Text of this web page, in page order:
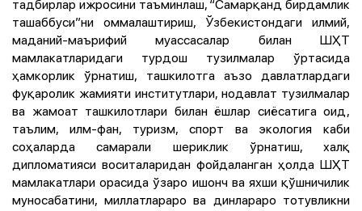
тадбирлар ижросини таъминлаш, “Самарқанд бирдамлик
ташаббуси”ни оммалаштириш, Ўзбекистондаги илмий,
маданий-маърифий муассасалар билан ШҲТ
мамлакатларидаги турдош тузилмалар ўртасида
ҳамкорлик ўрнатиш, ташкилотга аъзо давлатлардаги
фуқаролик жамияти институтлари, нодавлат тузилмалар
ва жамоат ташкилотлари билан ёшлар сиёсатига оид,
таълим, илм-фан, туризм, спорт ва экология каби
соҳаларда самарали шериклик ўрнатиш, халқ
дипломатияси воситаларидан фойдаланган ҳолда ШҲТ
мамлакатлари орасида ўзаро ишонч ва яхши қўшничилик
муносабатини, миллатлараро ва динлараро тотувликни